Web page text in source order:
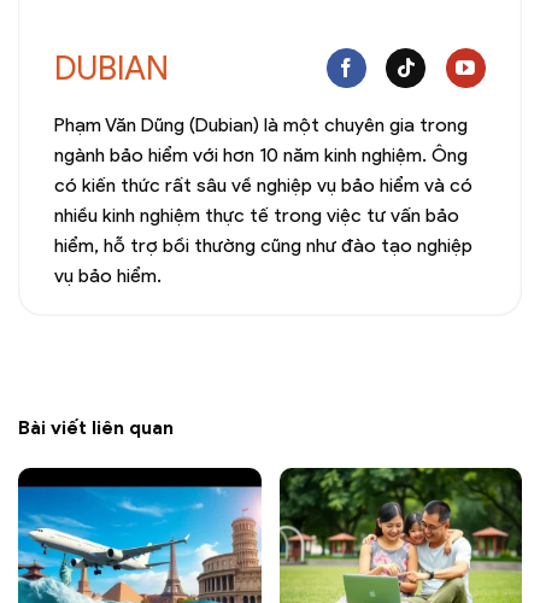
DUBIAN
Phạm Văn Dũng (Dubian) là một chuyên gia trong
ngành bảo hiểm với hơn 10 năm kinh nghiệm. Ông
có kiến thức rất sâu về nghiệp vụ bảo hiểm và có
nhiều kinh nghiệm thực tế trong việc tư vấn bảo
hiểm, hỗ trợ bồi thường cũng như đào tạo nghiệp
vụ bảo hiểm.
Bài viết liên quan